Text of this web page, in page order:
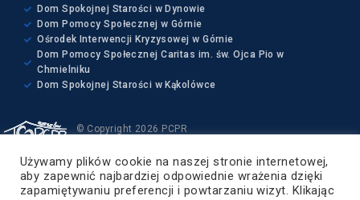
Dom Spokojnej Starości w Dynowie
Dom Pomocy Społecznej w Górnie
Ośrodek Interwencji Kryzysowej w Górnie
Dom Pomocy Społecznej Caritas im. św. Ojca Pio w
Chmielniku
Dom Spokojnej Starości w Kąkolówce
© Copyright 2026 PCPR
Projekt i wykonanie:
ZETO-RZESZÓW Sp. z o.o.
Używamy plików cookie na naszej stronie internetowej,
aby zapewnić najbardziej odpowiednie wrażenia dzięki
zapamiętywaniu preferencji i powtarzaniu wizyt. Klikając